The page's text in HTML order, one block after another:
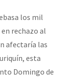
los mil
rechazo al
afectaría las
esta
Domingo de